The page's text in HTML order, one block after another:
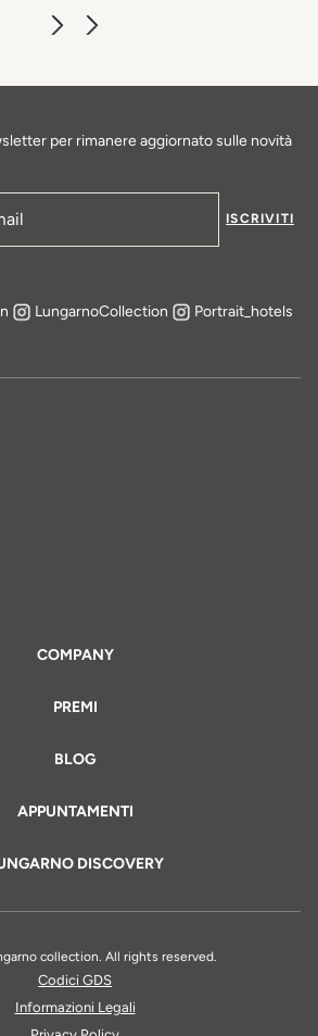
COMPANY
PREMI
BLOG
APPUNTAMENTI
DISCOVERY
per rimanere aggiornato sulle novità
ISCRIVITI
LungarnoCollection Portrait_hotels
collection. All rights reserved.
Codici GDS
Informazioni Legali